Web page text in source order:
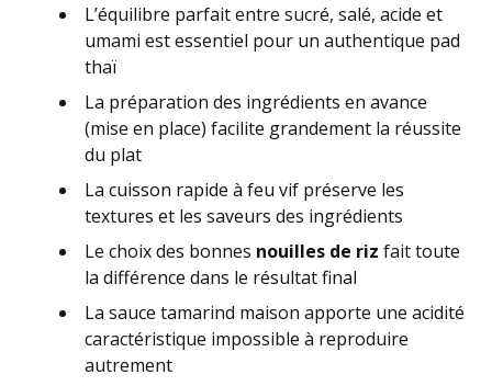
L’équilibre parfait entre sucré, salé, acide et
umami est essentiel pour un authentique pad
thaï
La préparation des ingrédients en avance
(mise en place) facilite grandement la réussite
du plat
La cuisson rapide à feu vif préserve les
textures et les saveurs des ingrédients
Le choix des bonnes nouilles de riz fait toute
la différence dans le résultat final
La sauce tamarind maison apporte une acidité
caractéristique impossible à reproduire
autrement